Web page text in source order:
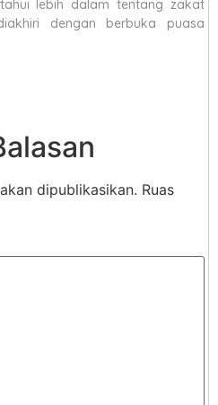
lebih dalam tentang zakat
dengan berbuka puasa
dipublikasikan. Ruas